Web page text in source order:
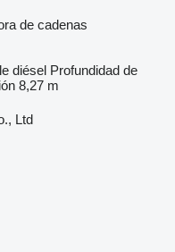
de cadenas
diésel Profundidad de
8,27 m
Ltd